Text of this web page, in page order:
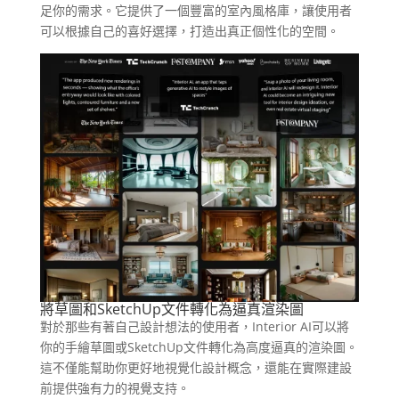
足你的需求。它提供了一個豐富的室內風格庫，讓使用者
可以根據自己的喜好選擇，打造出真正個性化的空間。
將草圖和SketchUp文件轉化為逼真渲染圖
對於那些有著自己設計想法的使用者，Interior AI可以將
你的手繪草圖或SketchUp文件轉化為高度逼真的渲染圖。
這不僅能幫助你更好地視覺化設計概念，還能在實際建設
前提供強有力的視覺支持。